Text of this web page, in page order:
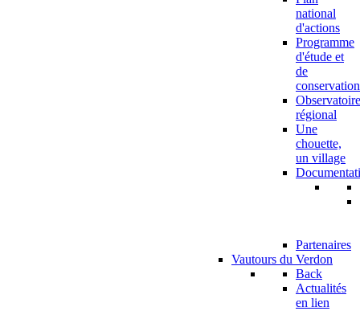
national
d'actions
Programme
d'étude et
de
conservation
Observatoire
régional
Une
chouette,
un village
Partenaires
Vautours du Verdon
Back
Actualités
en lien